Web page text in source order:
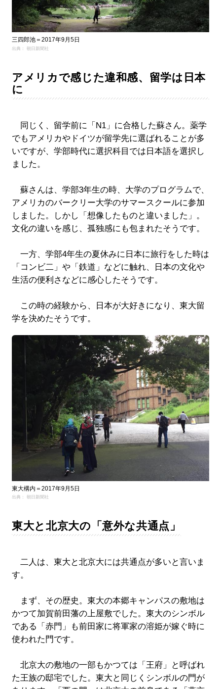
三四郎池＝2017年9月5日
出典： 朝日新聞社
アメリカで感じた違和感、留学は日本
に
同じく、留学前に「N1」に合格した蘇さん。薬学
でもアメリカやドイツが留学先に選ばれることが多
いですが、学部時代に選択科目では日本語を選択し
ました。
蘇さんは、学部3年生の時、大学のプログラムで、
アメリカのバークリー大学のサマースクールに参加
しました。しかし「想像したものと違いました」。
文化の違いを感じ、孤独感にも包まれたそうです。
一方、学部4年生の夏休みに日本に旅行をした時は
「コンビ二」や「鉄道」などに触れ、日本の文化や
生活の便利さなどに感心したそうです。
この時の経験から、日本が大好きになり、東大留
学を決めたそうです。
東大構内＝2017年9月5日
出典： 朝日新聞社
東大と北京大の「意外な共通点」
二人は、東大と北京大には共通点が多いと言いま
す。
まず、その歴史。東大の本郷キャンパスの敷地は
かつて加賀前田藩の上屋敷でした。東大のシンボル
である「赤門」も前田家に将軍家の溶姫が嫁ぐ時に
使われた門です。
北京大の敷地の一部もかつては「王府」と呼ばれ
た王族の邸宅でした。東大と同じくシンボルの門が